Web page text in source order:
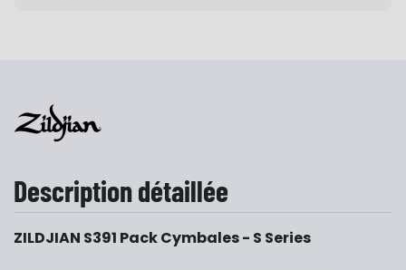
Description détaillée
ZILDJIAN S391 Pack Cymbales - S Series